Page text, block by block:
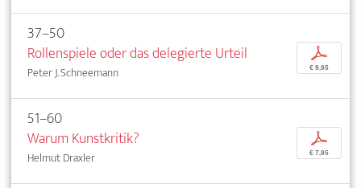
37–50
Rollenspiele oder das delegierte Urteil
Peter J. Schneemann
p
€ 9,95
51–60
Warum Kunstkritik?
Helmut Draxler
p
€ 7,95